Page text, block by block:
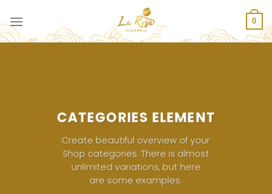
al
contenido
0
CATEGORIES ELEMENT
Create beautiful overview of your
Shop categories. There is almost
unlimited variations, but here
are some examples.